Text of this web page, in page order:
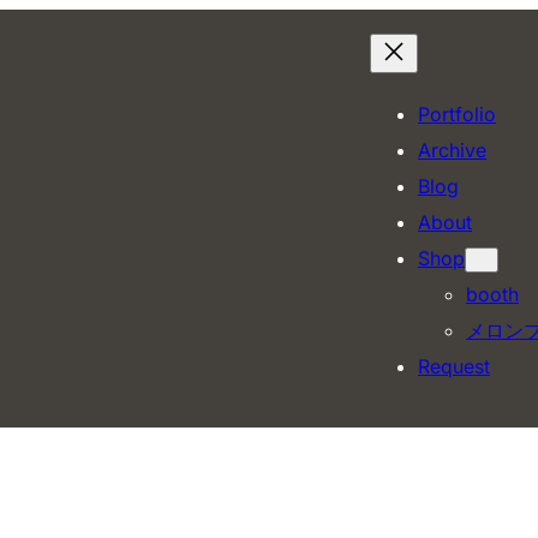
Portfolio
Archive
Blog
About
Shop
booth
メロン
Request